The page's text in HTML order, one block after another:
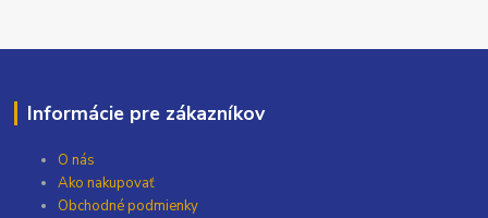
Informácie pre zákazníkov
O nás
Ako nakupovať
Obchodné podmienky